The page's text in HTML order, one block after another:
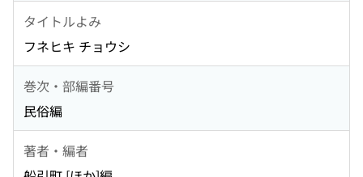
タイトルよみ
フネヒキ チョウシ
巻次・部編番号
民俗編
著者・編者